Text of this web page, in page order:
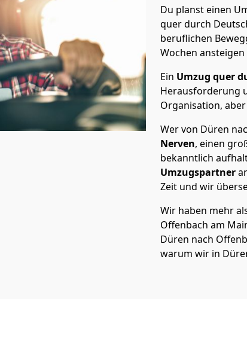
Du planst einen
quer durch
beruflichen
Wochen
Ein Umzug quer
Herausforderung
Organisation,
Wer von Düren
Nerven, einen
bekanntlich
Umzugspartner
Zeit und wir
Wir haben mehr
Offenbach am
Düren nach
warum wir in